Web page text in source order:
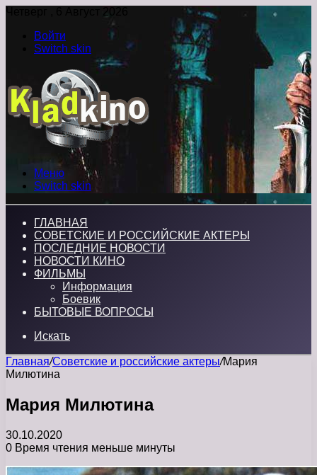
Четверг , 6 Август 2026
Войти
Switch skin
Меню
Switch skin
ГЛАВНАЯ
СОВЕТСКИЕ И РОССИЙСКИЕ АКТЕРЫ
ПОСЛЕДНИЕ НОВОСТИ
НОВОСТИ КИНО
ФИЛЬМЫ
Информация
Боевик
БЫТОВЫЕ ВОПРОСЫ
Искать
Главная/Советские и российские актеры/Мария
Милютина
Мария Милютина
30.10.2020
0 Время чтения меньше минуты